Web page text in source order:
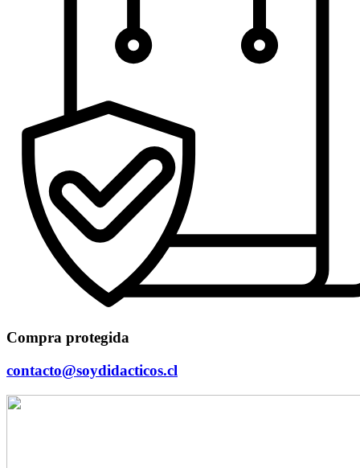
Compra protegida
contacto@soydidacticos.cl